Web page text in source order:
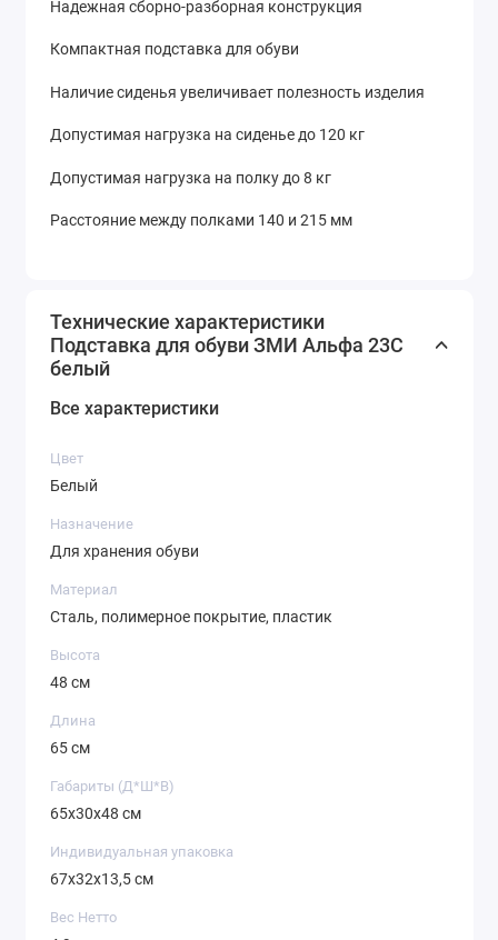
Надежная сборно-разборная конструкция
Компактная подставка для обуви
Наличие сиденья увеличивает полезность изделия
Допустимая нагрузка на сиденье до 120 кг
Допустимая нагрузка на полку до 8 кг
Расстояние между полками 140 и 215 мм
Технические характеристики
Подставка для обуви ЗМИ Альфа 23C
белый
Все характеристики
Цвет
Белый
Назначение
Для хранения обуви
Материал
Сталь, полимерное покрытие, пластик
Высота
48 см
Длина
65 см
Габариты (Д*Ш*В)
65х30х48 см
Индивидуальная упаковка
67х32х13,5 см
Вес Нетто